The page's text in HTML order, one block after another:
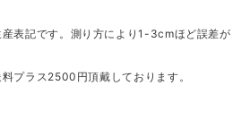
産表記です。測り方により1-3cmほど誤差が
プラス2500円頂戴しております。